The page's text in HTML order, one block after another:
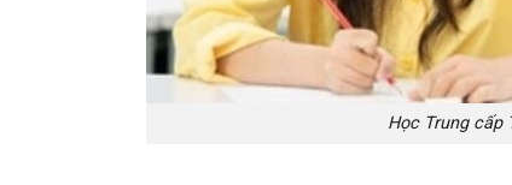
Học Trung cấp